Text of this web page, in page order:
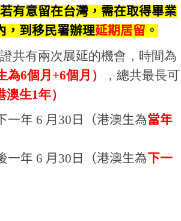
有意留在台灣 ，需在取得畢業
，到移民署辦理延期居留 。
共有兩次展延的機會，時間為
為6個月+6個月）
，總共最長可
澳生1年）
一年 6 月30日（港澳生為當年
一年 6 月30日 （港澳生為下一